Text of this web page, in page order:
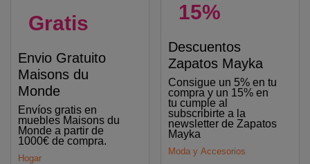
Gratis
Envio Gratuito
Maisons du
Monde
Envíos gratis en
muebles Maisons du
Monde a partir de
1000€ de compra.
Hogar
15%
Descuentos
Zapatos Mayka
Consigue un 5% en tu
compra y un 15% en
tu cumple al
subscribirte a la
newsletter de Zapatos
Mayka
Moda y Accesorios